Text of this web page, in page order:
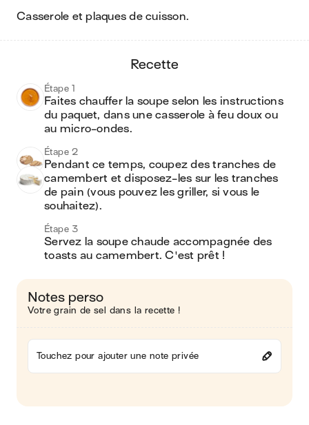
casserole et plaques de cuisson.
recette
Étape 1
Faites chauffer la soupe selon les instructions
du paquet, dans une casserole à feu doux ou
au micro-ondes.
Étape 2
Pendant ce temps, coupez des tranches de
camembert et disposez-les sur les tranches
de pain (vous pouvez les griller, si vous le
souhaitez).
Étape 3
Servez la soupe chaude accompagnée des
toasts au camembert. C'est prêt !
Notes perso
Votre grain de sel dans la recette !
Touchez pour ajouter une note privée